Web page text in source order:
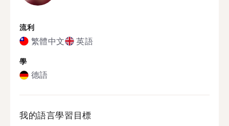
流利
繁體中文 英語
學
德語
我的語言學習目標